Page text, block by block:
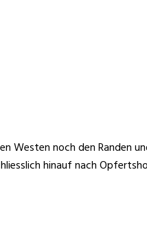
Westen noch den Randen
hinauf nach